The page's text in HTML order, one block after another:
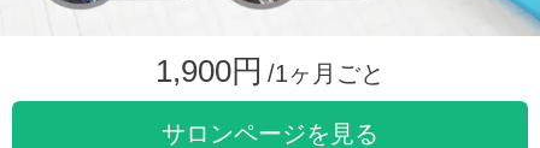
1,900円 /1ヶ月ごと
サロンページを見る